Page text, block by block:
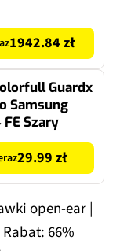
1942.84 zł
Guardx
Samsung
FE Szary
29.99 zł
open-ear |
Rabat: 66%